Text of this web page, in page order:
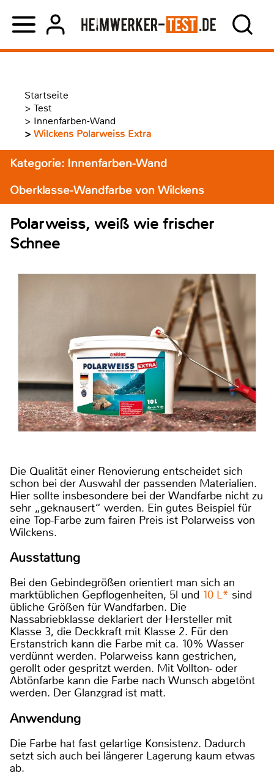
Startseite
> Test
> Innenfarben-Wand
> Wilckens Polarweiss Extra
Kategorie: Innenfarben-Wand
Oberklasse-Wandfarbe von Wilckens
Polarweiss, weiß wie frischer
Schnee
Die Qualität einer Renovierung entscheidet sich
schon bei der Auswahl der passenden Materialien.
Hier sollte insbesondere bei der Wandfarbe nicht zu
sehr „geknausert“ werden. Ein gutes Beispiel für
eine Top-Farbe zum fairen Preis ist Polarweiss von
Wilckens.
Ausstattung
Bei den Gebindegrößen orientiert man sich an
marktüblichen Gepflogenheiten, 5l und 10 L* sind
übliche Größen für Wandfarben. Die
Nassabriebklasse deklariert der Hersteller mit
Klasse 3, die Deckkraft mit Klasse 2. Für den
Erstanstrich kann die Farbe mit ca. 10% Wasser
verdünnt werden. Polarweiss kann gestrichen,
gerollt oder gespritzt werden. Mit Vollton- oder
Abtönfarbe kann die Farbe nach Wunsch abgetönt
werden. Der Glanzgrad ist matt.
Anwendung
Die Farbe hat fast gelartige Konsistenz. Dadurch
setzt sich auch bei längerer Lagerung kaum etwas
ab.